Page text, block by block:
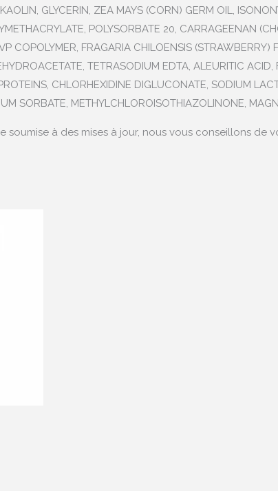
GLYCERIN, ZEA MAYS (CORN) GERM OIL,
POLYSORBATE 20, CARRAGEENAN
COPOLYMER, FRAGARIA CHILOENSIS
TETRASODIUM EDTA, ALEURITIC
CHLORHEXIDINE DIGLUCONATE, SODIUM
SORBATE, METHYLCHLOROISOTHIAZOLINONE,
soumise à des mises à jour, nous vous conseillons de